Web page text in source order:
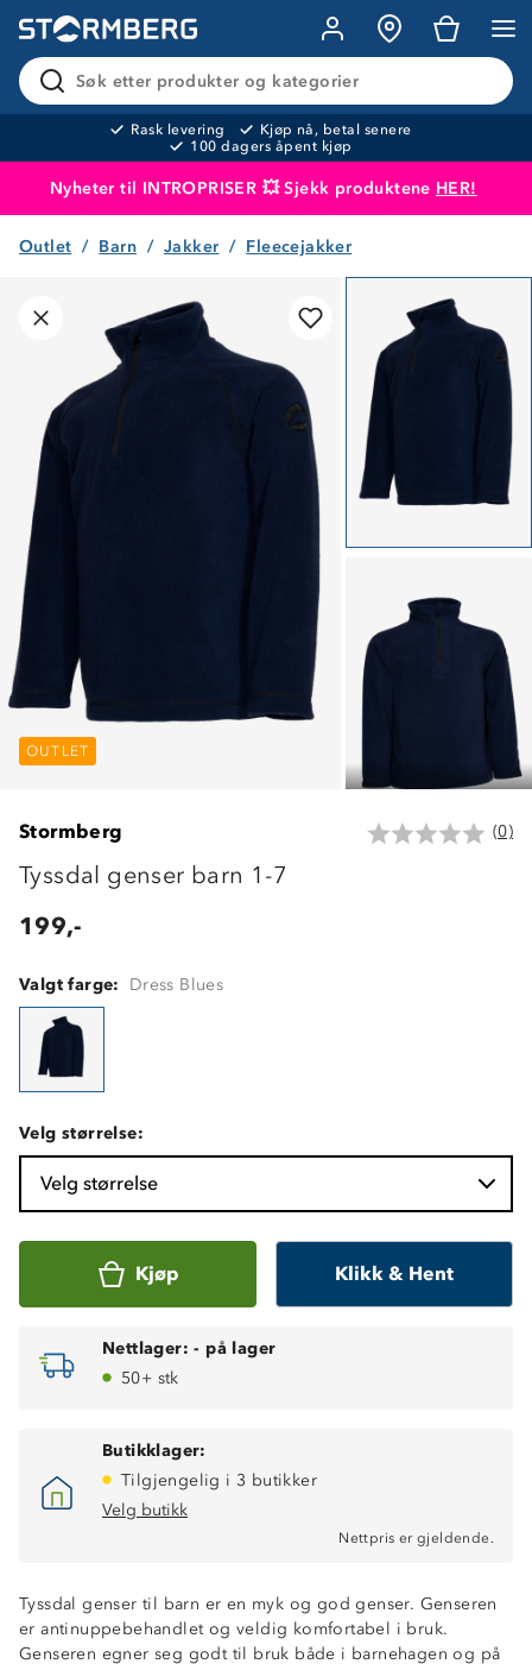
Søk etter produkter og kategorier
Rask levering
Kjøp nå, betal senere
100 dagers åpent kjøp
Nyheter til INTROPRISER 💥 Sjekk produktene HER!
Produktet er lagt i handlekurven
Outlet Barn Jakker Fleecejakker
OUTLET
OUTLET
Stormberg (0)
Tyssdal genser barn 1-7
199,-
Valgt farge: Dress Blues
Velg størrelse:
Velg størrelse
Kjøp Klikk & Hent
Nettlager: - på lager
50+ stk
Butikklager:
Tilgjengelig i 3 butikker
Velg butikk
Nettpris er gjeldende.
Tyssdal genser til barn er en myk og god genser. Genseren
er antinuppebehandlet og veldig komfortabel i bruk.
Genseren egner seg godt til bruk både i barnehagen og på
Antinuppebehandlet
Fukttransporterende